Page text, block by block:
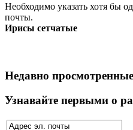
Необходимо указать хотя бы
почты.
Ирисы сетчатые
Недавно
Узнавайте первыми о